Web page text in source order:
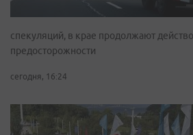
спекуляций, в крае продолжают
предосторожности
сегодня, 16:24